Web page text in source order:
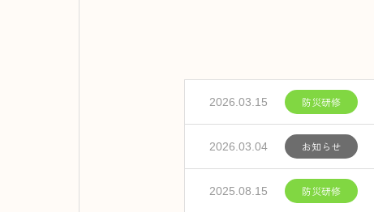
2026.03.15 防災研修
2026.03.04 お知らせ
2025.08.15 防災研修